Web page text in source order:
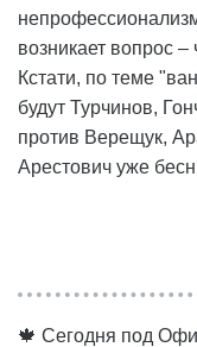
возникает вопрос
Кстати, по теме
будут Турчинов,
против Верещук,
Арестович уже бесн
🍁 Сегодня под